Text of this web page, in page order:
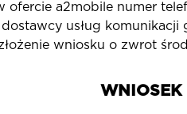
ofercie a2mobile numer
usług
wniosku o zwrot
WNIOSEK